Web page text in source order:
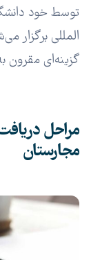
توسط خود
المللی برگزار
گزینه‌ای
مراحل
مجارستان